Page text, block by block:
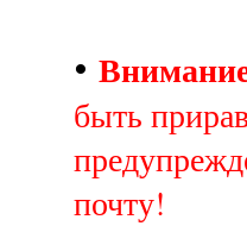
•
быть
почту!